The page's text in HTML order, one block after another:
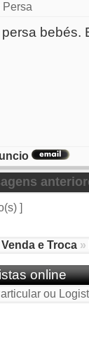
Persa
bebés.
]
e Troca »
online
ou